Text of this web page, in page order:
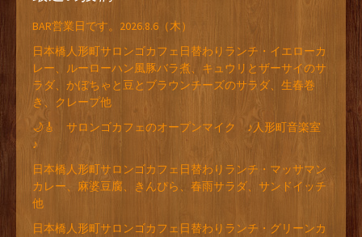
BAR営業日です。2026.8.6（木）
日本橋人形町サロンゴカフェ日替わりランチ・イエローカ
レー、ルーローハン風豚バラ煮、キュウリとザーサイのサ
ラダ、かぼちゃと豆とブラウンチーズのサラダ、生春巻
き、クレープ他
🌙🎸 サロンゴカフェのオープンマイク ♪人形町音楽室
♪
日本橋人形町サロンゴカフェ日替わりランチ・マッサマン
カレー、麻婆豆腐、きんぴら、春雨サラダ、サンドイッチ
他
日本橋人形町サロンゴカフェ日替わりランチ・グリーンカ